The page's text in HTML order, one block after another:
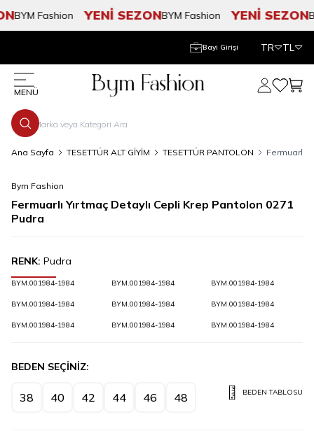
BYM Fashion YENİ SEZONBYM Fashion YENİ SEZON
Bayi Girişi TR TL
MENÜ
Hesabım
Ana Sayfa TESETTÜR ALT GİYİM TESETTÜR PANTOLON Fermuarlı
Bym Fashion
Fermuarlı Yırtmaç Detaylı Cepli Krep Pantolon 0271
Pudra
RENK: Pudra
BYM.001984-1984 BYM.001984-1984 BYM.001984-1984
BYM.001984-1984 BYM.001984-1984 BYM.001984-1984
BYM.001984-1984 BYM.001984-1984 BYM.001984-1984
BEDEN SEÇİNİZ:
38 40 42 44 46 48 BEDEN TABLOSU